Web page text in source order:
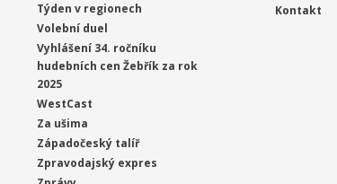
Týden v regionech
Volební duel
Vyhlášení 34. ročníku
hudebních cen Žebřík za rok
2025
WestCast
Za ušima
Západočeský talíř
Zpravodajský expres
Kontakt